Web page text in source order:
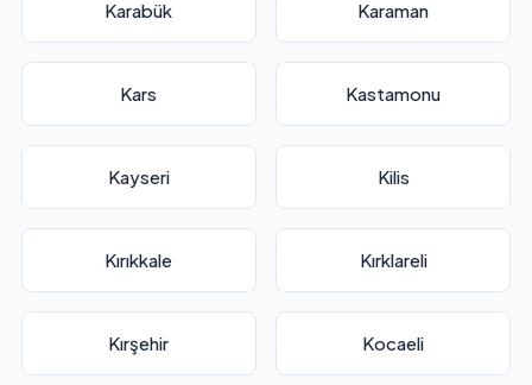
Karabük Karaman
Kars Kastamonu
Kayseri Kilis
Kırıkkale Kırklareli
Kırşehir Kocaeli